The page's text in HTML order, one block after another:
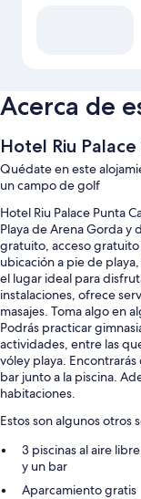
Acerca de
Hotel Riu
Quédate en este
un campo de golf
Hotel Riu Palace Punta
Playa de Arena Gorda
gratuito, acceso
ubicación a pie de
el lugar ideal para
instalaciones, ofrece
masajes. Toma algo en
Podrás practicar
actividades, entre las
vóley playa.
bar junto a la piscina.
habitaciones.
Estos son algunos otros
3 piscinas al aire
y un bar
Aparcamiento gratis